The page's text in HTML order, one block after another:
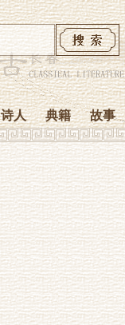
诗人 典籍 故事